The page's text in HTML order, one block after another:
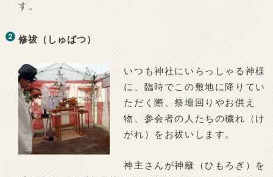
す。
修祓（しゅばつ）
いつも神社にいらっしゃる神様
に、臨時でこの敷地に降りてい
ただく際、祭壇回りやお供え
物、参会者の人たちの穢れ（け
がれ）をお祓いします。
神主さんが神籬（ひもろぎ）を